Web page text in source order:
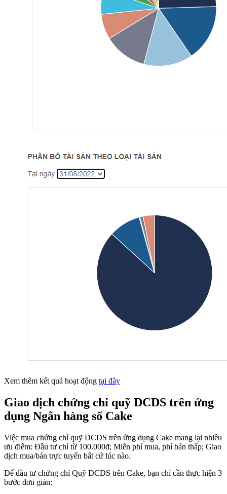
Xem thêm kết quả hoạt động tại đây
Giao dịch chứng chỉ quỹ DCDS trên ứng
dụng Ngân hàng số Cake
Việc mua chứng chỉ quỹ DCDS trên ứng dụng Cake mang lại nhiều
ưu điểm: Đầu tư chỉ từ 100.000đ; Miễn phí mua, phí bán thấp; Giao
dịch mua/bán trực tuyến bất cứ lúc nào.
Để đầu tư chứng chỉ Quỹ DCDS trên Cake, bạn chỉ cần thực hiện 3
bước đơn giản: